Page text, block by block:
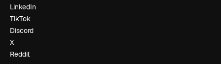
LinkedIn
TikTok
Discord
X
Reddit